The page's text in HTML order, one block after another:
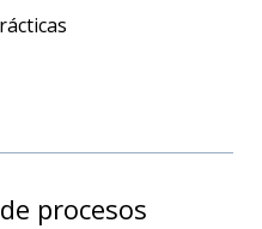
procesos